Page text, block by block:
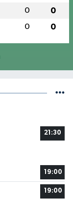
0 0
0 0
21:30
19:00
19:00